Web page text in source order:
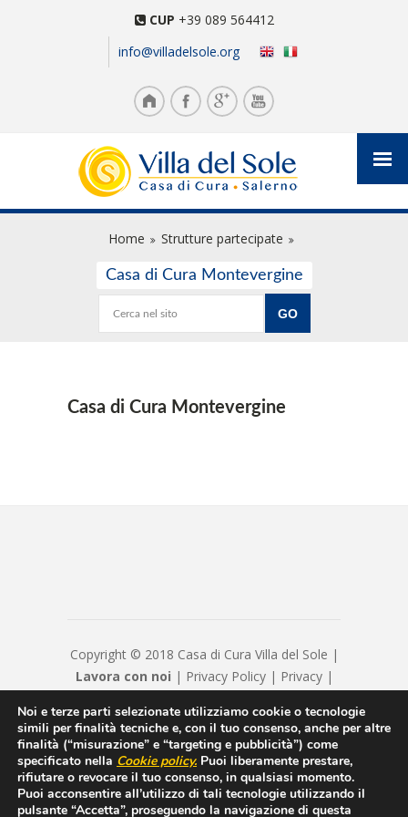
CUP +39 089 564412
info@villadelsole.org
Home Strutture partecipate
Casa di Cura Montevergine
Casa di Cura Montevergine
Copyright © 2018 Casa di Cura Villa del Sole |
Lavora con noi | Privacy Policy| Privacy|
Hyppocratica S.P.A. - Casa Di Cura Villa Del
Sole - Cap. Soc. € 120120 - Numero REA IS
208814 - P.IVA/Cod. Fiscale 00550600654 -
hyppocraticaspa@arubapec.it - Sottoposto alla
direzione e coordinamento di ICM Istituto
Noi e terze parti selezionate utilizziamo cookie o tecnologie
simili per finalità tecniche e, con il tuo consenso, anche per altre
finalità (“misurazione” e “targeting e pubblicità”) come
specificato nella Cookie policy. Puoi liberamente prestare,
rifiutare o revocare il tuo consenso, in qualsiasi momento.
Puoi acconsentire all’utilizzo di tali tecnologie utilizzando il
pulsante “Accetta”, proseguendo la navigazione di questa